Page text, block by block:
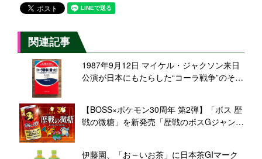
関連記事
1987年9月12日 マイケル・ジャクソン来日
公演が日本にもたらした“コーラ戦争”のその
【BOSS×ポケモン30周年 第2弾】「ボス 歴
戦の微糖」を新発売「歴戦のボスGジャン」
伊藤園、「お～いお茶」に日本茶GIマーク